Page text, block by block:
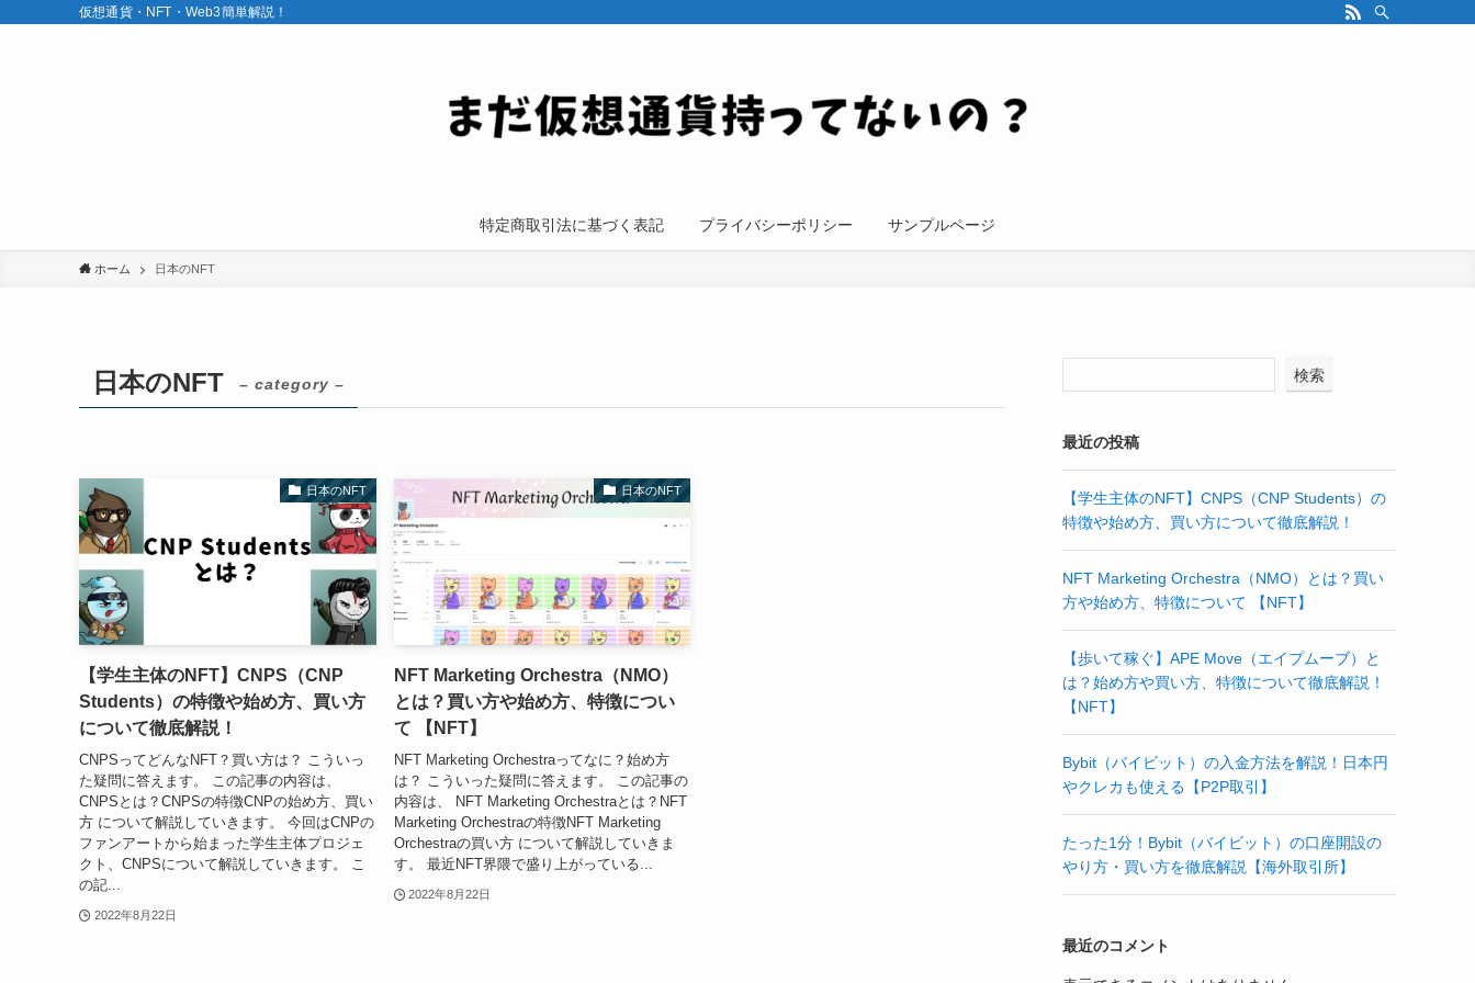
仮想通貨・NFT・Web3簡単解説！
特定商取引法に基づく表記 プライバシーポリシー サンプルページ
ホーム 日本のNFT
日本のNFT – category –
日本のNFT
【学生主体のNFT】CNPS（CNP
Students）の特徴や始め方、買い方
について徹底解説！
CNPSってどんなNFT？買い方は？ こういっ
た疑問に答えます。 この記事の内容は、
CNPSとは？CNPSの特徴CNPの始め方、買い
方 について解説していきます。 今回はCNPの
ファンアートから始まった学生主体プロジェ
クト、CNPSについて解説していきます。 こ
の記...
2022年8月22日
日本のNFT
NFT Marketing Orchestra（NMO）
とは？買い方や始め方、特徴につい
て 【NFT】
NFT Marketing Orchestraってなに？始め方
は？ こういった疑問に答えます。 この記事の
内容は、 NFT Marketing Orchestraとは？NFT
Marketing Orchestraの特徴NFT Marketing
Orchestraの買い方 について解説していきま
す。 最近NFT界隈で盛り上がっている...
2022年8月22日
検索
最近の投稿
【学生主体のNFT】CNPS（CNP Students）の
特徴や始め方、買い方について徹底解説！
NFT Marketing Orchestra（NMO）とは？買い
方や始め方、特徴について 【NFT】
【歩いて稼ぐ】APE Move（エイプムーブ）と
は？始め方や買い方、特徴について徹底解説！
【NFT】
Bybit（バイビット）の入金方法を解説！日本円
やクレカも使える【P2P取引】
たった1分！Bybit（バイビット）の口座開設の
やり方・買い方を徹底解説【海外取引所】
最近のコメント